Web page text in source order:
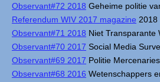
Observant#72 2018 Geheime politie
Referendum WIV 2017 magazine 2018
Observant#71 2018 Niet Transparante
Observant#70 2017 Social Media
Observant#69 2017 Politie Mercenaries
Observant#68 2016 Wetenschappers